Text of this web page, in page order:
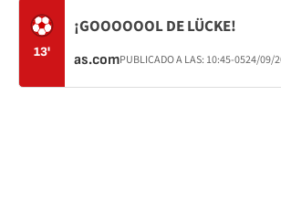
13'
¡GOOOOOOL DE LÜCKE!
as.comPUBLICADO A LAS: 10:45-0524/09/